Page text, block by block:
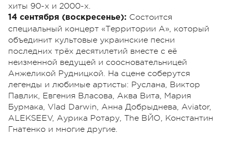
хиты 90-х и 2000-х.
14 сентября (воскресенье): Состоится
специальный концерт «Территории А», который
объединит культовые украинские песни
последних трёх десятилетий вместе с её
неизменной ведущей и соосновательницей
Анжеликой Рудницкой. На сцене соберутся
легенды и любимые артисты: Руслана, Виктор
Павлик, Евгения Власова, Аква Вита, Мария
Бурмака, Vlad Darwin, Анна Добрыднева, Aviator,
ALEKSEEV, Аурика Ротару, The ВЙО, Константин
Гнатенко и многие другие.